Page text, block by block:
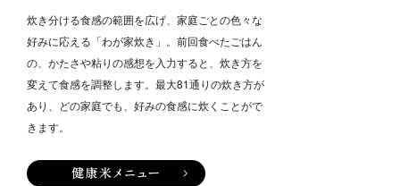
炊き分ける食感の範囲を広げ、家庭ごとの色々な
好みに応える「わが家炊き」。前回食べたごはん
の、かたさや粘りの感想を入力すると、炊き方を
変えて食感を調整します。最大81通りの炊き方が
あり、どの家庭でも、好みの食感に炊くことがで
きます。